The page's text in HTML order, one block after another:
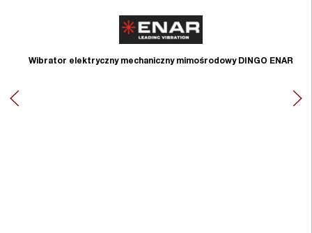
Wibrator elektryczny mechaniczny mimośrodowy DINGO ENAR